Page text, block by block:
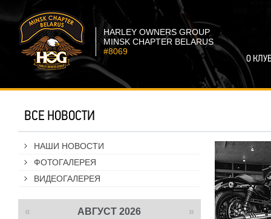
HARLEY OWNERS GROUP
MINSK CHAPTER BELARUS
#8069
О
ВСЕ НОВОСТИ
НАШИ НОВОСТИ
ФОТОГАЛЕРЕЯ
ВИДЕОГАЛЕРЕЯ
« АВГУСТ 2026 »